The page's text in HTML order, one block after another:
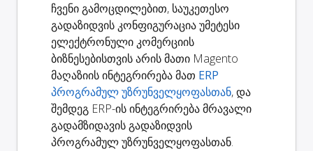
ჩვენი გამოცდილებით, საუკეთესო
გადაზიდვის კონფიგურაცია უმეტესი
ელექტრონული კომერციის
ბიზნესებისთვის არის მათი Magento
მაღაზიის ინტეგრირება მათ ERP
პროგრამულ უზრუნველყოფასთან, და
შემდეგ ERP-ის ინტეგრირება მრავალი
გადამზიდავის გადაზიდვის
პროგრამულ უზრუნველყოფასთან.